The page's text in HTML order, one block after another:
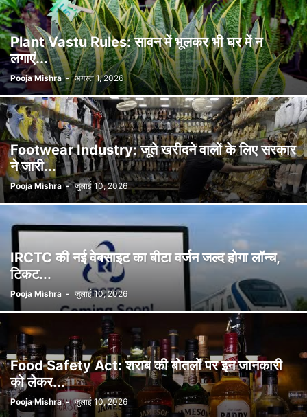
Plant Vastu Rules: सावन में भूलकर भी घर में न
लगाएं...
Pooja Mishra - अगस्त 1, 2026
Footwear Industry: जूते खरीदने वालों के लिए सरकार
ने जारी...
Pooja Mishra - जुलाई 10, 2026
IRCTC की नई वेबसाइट का बीटा वर्जन जल्द होगा लॉन्च,
टिकट...
Pooja Mishra - जुलाई 10, 2026
Food Safety Act: शराब की बोतलों पर इन जानकारी
को लेकर...
Pooja Mishra - जुलाई 10, 2026